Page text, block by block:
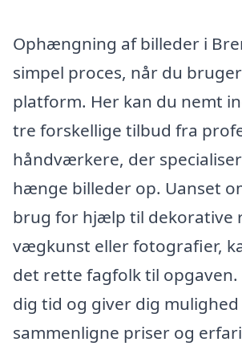
Ophængning af billeder i
simpel proces, når du
platform. Her kan du nemt
tre forskellige tilbud fra
håndværkere, der
hænge billeder op. Uanset
brug for hjælp til dekorative
vægkunst eller fotografier,
det rette fagfolk til
dig tid og giver dig
sammenligne priser og